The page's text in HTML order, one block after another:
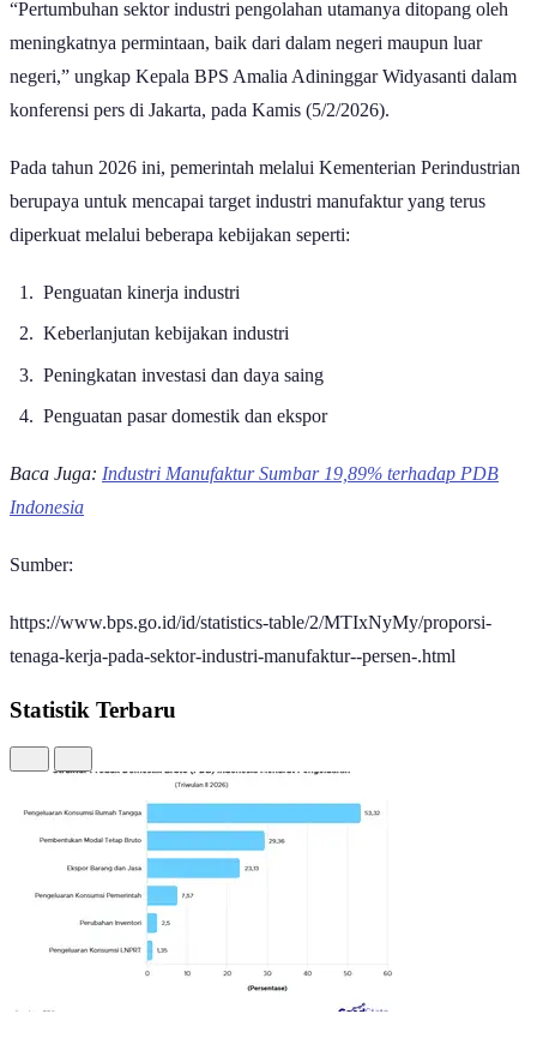
“Pertumbuhan sektor industri pengolahan utamanya ditopang oleh
meningkatnya permintaan, baik dari dalam negeri maupun luar
negeri,” ungkap Kepala BPS Amalia Adininggar Widyasanti dalam
konferensi pers di Jakarta, pada Kamis (5/2/2026).
Pada tahun 2026 ini, pemerintah melalui Kementerian Perindustrian
berupaya untuk mencapai target industri manufaktur yang terus
diperkuat melalui beberapa kebijakan seperti:
Penguatan kinerja industri
Keberlanjutan kebijakan industri
Peningkatan investasi dan daya saing
Penguatan pasar domestik dan ekspor
Baca Juga: Industri Manufaktur Sumbar 19,89% terhadap PDB
Indonesia
Sumber:
https://www.bps.go.id/id/statistics-table/2/MTIxNyMy/proporsi-
tenaga-kerja-pada-sektor-industri-manufaktur--persen-.html
Statistik Terbaru